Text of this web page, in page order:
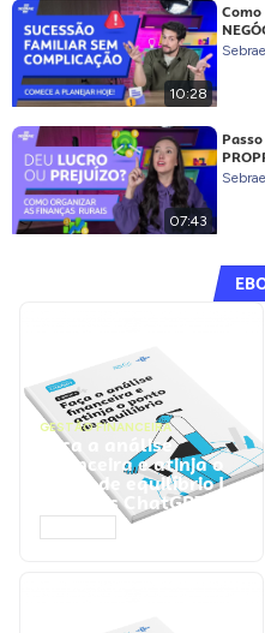
10:28
Como
07:43
GESTÃO FINANCEIRA
Faça a análise
financeira e atinja o
ponto de equilíbrio |
Prompts ChatGPT